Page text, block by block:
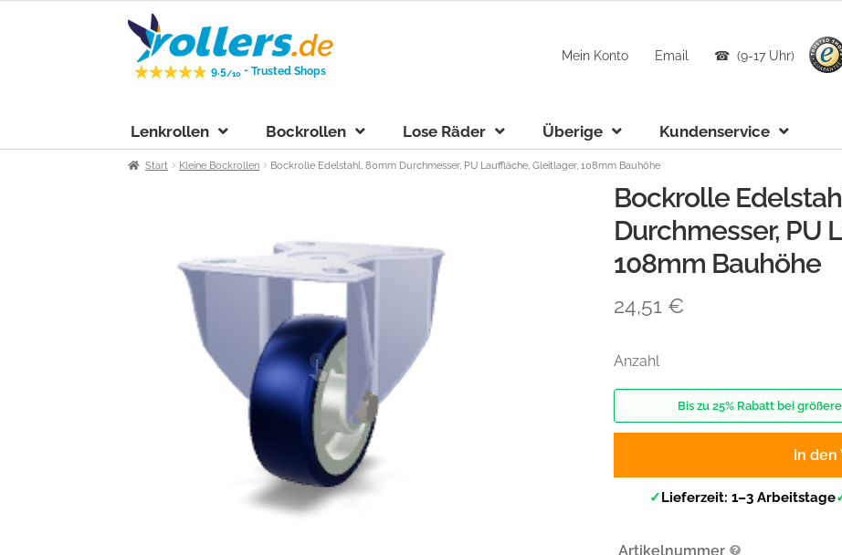
Zur
Navigation
springen
Zum
Inhalt
springen
9.5/10 -Trusted Shops
Mein Konto Email ☎ (9-17 Uhr)
Lenkrollen Bockrollen Lose Räder Überige Kundenservice
Start Kleine Bockrollen Bockrolle Edelstahl, 80mm Durchmesser, PU Lauffläche, Gleitlager, 108mm Bauhöhe
Bockrolle
Durchmesser, PU
108mm Bauhöhe
24,51 €
Anzahl
Bis zu 25% Rabatt bei
In
✓ Lieferzeit: 1–3 Arbeitstage
Artikelnummer